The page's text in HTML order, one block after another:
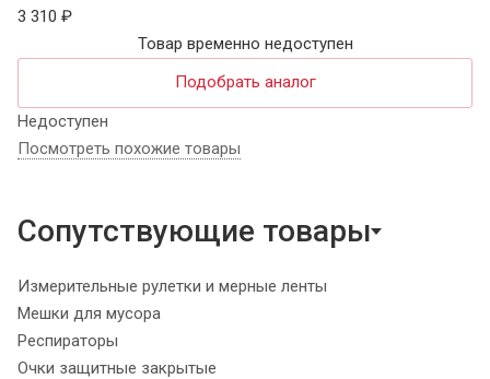
3 310 ₽
Товар временно недоступен
Подобрать аналог
Недоступен
Посмотреть похожие товары
Сопутствующие товары
Измерительные рулетки и мерные ленты
Мешки для мусора
Респираторы
Очки защитные закрытые